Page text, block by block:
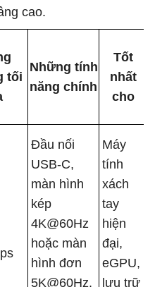
cao.
tối
Những tính
năng chính
Tốt
nhất
cho
Đầu nối
USB-C,
màn hình
kép
4K@60Hz
hoặc màn
hình đơn
5K@60Hz,
Máy
tính
xách
tay
hiện
đại,
eGPU,
lưu trữ